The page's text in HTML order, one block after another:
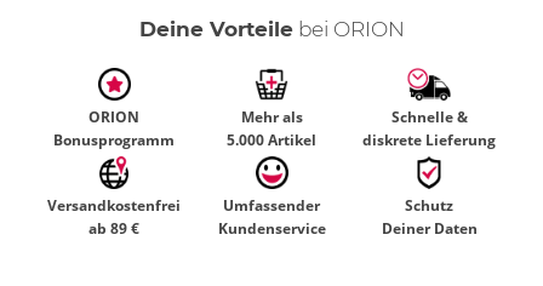
Deine Vorteilebei ORION
ORION
Bonusprogramm
Mehr als
5.000 Artikel
Schnelle &
diskrete Lieferung
Versandkostenfrei
ab 89 €
Umfassender
Kundenservice
Schutz
Deiner Daten